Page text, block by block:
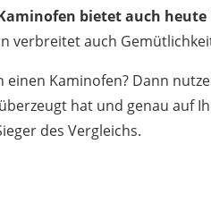
bietet auch heute
auch
Kaminofen? Dann
hat und genau auf
des Vergleichs.